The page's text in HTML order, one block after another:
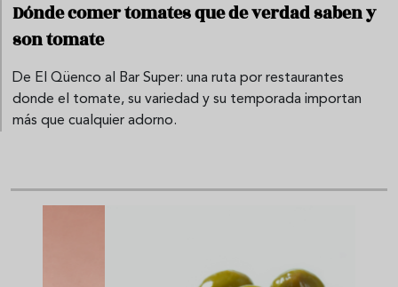
Dónde comer tomates que de verdad saben y
son tomate
De El Qüenco al Bar Super: una ruta por restaurantes
donde el tomate, su variedad y su temporada importan
más que cualquier adorno.